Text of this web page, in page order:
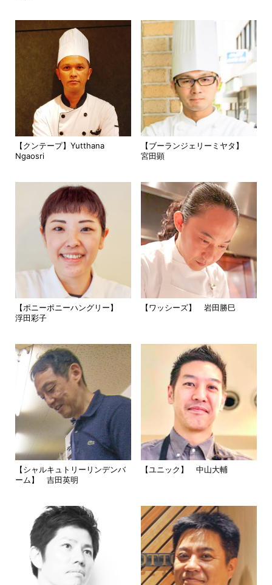
【クンテープ】Yutthana
Ngaosri
【ブーランジェリーミヤタ】
宮田顕
【ポニーポニーハングリー】
浮田彩子
【ワッシーズ】 岩田勝巳
【シャルキュトリーリンデンバ
ーム】 吉田英明
【ユニック】 中山大輔